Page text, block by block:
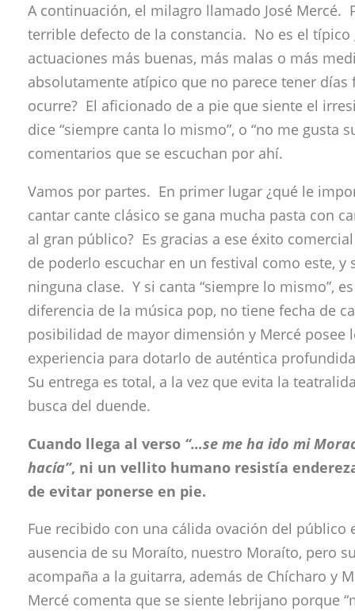
A continuación, el milagro llamado José Mercé.
terrible defecto de la constancia. No es el
actuaciones más buenas, más malas o más
absolutamente atípico que no parece tener días
ocurre? El aficionado de a pie que siente el
dice “siempre canta lo mismo”, o “no me gusta
comentarios que se escuchan por ahí.
Vamos por partes. En primer lugar ¿qué le
cantar cante clásico se gana mucha pasta con
al gran público? Es gracias a ese éxito
de poderlo escuchar en un festival como este, y
ninguna clase. Y si canta “siempre lo mismo”,
diferencia de la música pop, no tiene fecha de
posibilidad de mayor dimensión y Mercé posee
experiencia para dotarlo de auténtica
Su entrega es total, a la vez que evita la
busca del duende.
Cuando llega al verso “…se me ha ido mi
hacía”, ni un vellito humano resistía
de evitar ponerse en pie.
Fue recibido con una cálida ovación del público
ausencia de su Moraíto, nuestro Moraíto, pero
acompaña a la guitarra, además de Chícharo y
Mercé comenta que se siente lebrijano porque